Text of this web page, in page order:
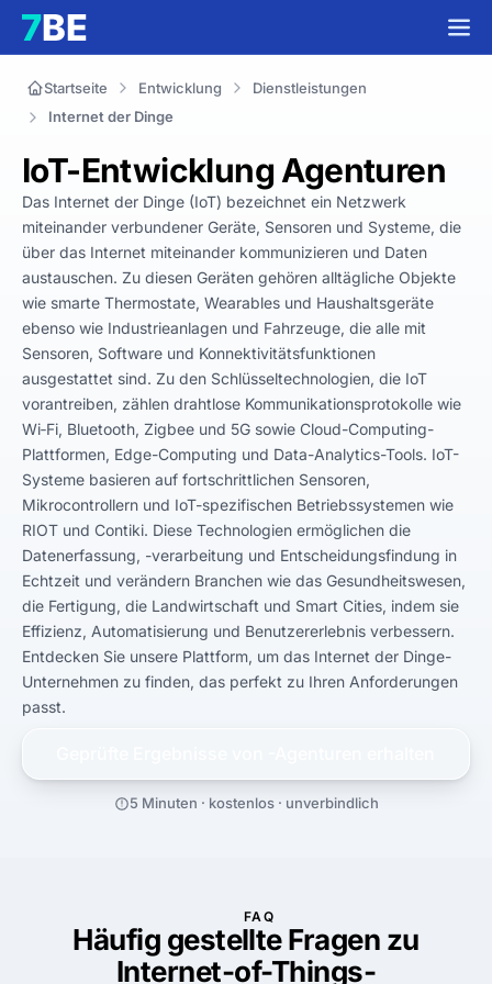
Startseite Entwicklung
Dienstleistungen
Internet der Dinge
IoT-Entwicklung Agenturen
Das Internet der Dinge (IoT) bezeichnet ein Netzwerk
miteinander verbundener Geräte, Sensoren und Systeme, die
über das Internet miteinander kommunizieren und Daten
austauschen. Zu diesen Geräten gehören alltägliche Objekte
wie smarte Thermostate, Wearables und Haushaltsgeräte
ebenso wie Industrieanlagen und Fahrzeuge, die alle mit
Sensoren, Software und Konnektivitätsfunktionen
ausgestattet sind. Zu den Schlüsseltechnologien, die IoT
vorantreiben, zählen drahtlose Kommunikationsprotokolle wie
Wi‑Fi, Bluetooth, Zigbee und 5G sowie Cloud-Computing-
Plattformen, Edge-Computing und Data-Analytics-Tools. IoT-
Systeme basieren auf fortschrittlichen Sensoren,
Mikrocontrollern und IoT-spezifischen Betriebssystemen wie
RIOT und Contiki. Diese Technologien ermöglichen die
Datenerfassung, -verarbeitung und Entscheidungsfindung in
Echtzeit und verändern Branchen wie das Gesundheitswesen,
die Fertigung, die Landwirtschaft und Smart Cities, indem sie
Effizienz, Automatisierung und Benutzererlebnis verbessern.
Entdecken Sie unsere Plattform, um das Internet der Dinge-
Unternehmen zu finden, das perfekt zu Ihren Anforderungen
passt.
5 Minuten · kostenlos · unverbindlich
FAQ
Häufig gestellte Fragen zu
Internet-of-Things-